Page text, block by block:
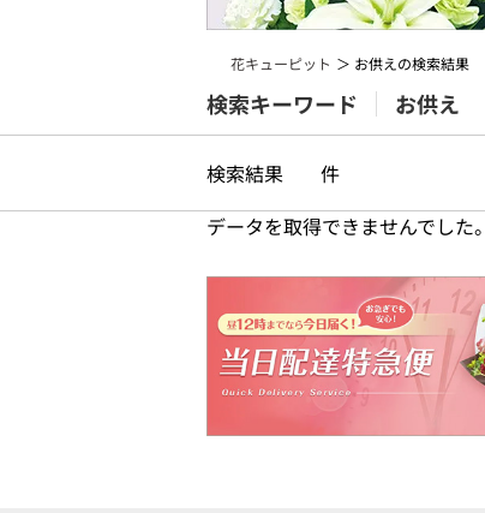
花キューピット お供えの検索結果
検索キーワード お供え
検索結果 件
データを取得できませんでした